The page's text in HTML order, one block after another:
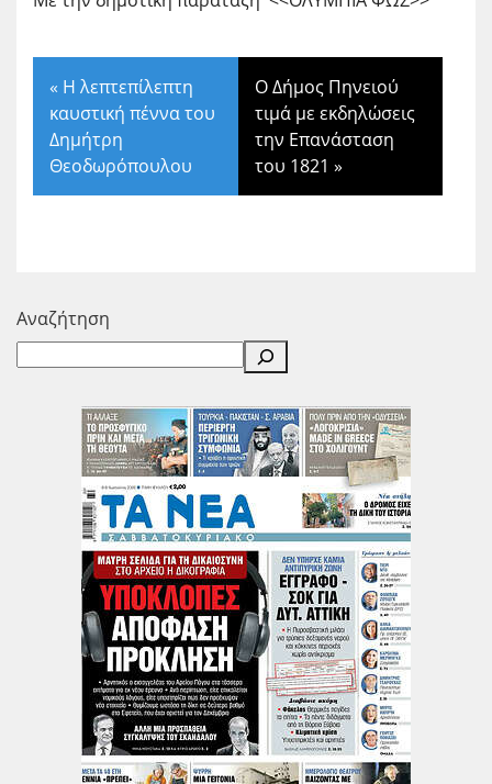
« Η λεπτεπίλεπτη
καυστική πέννα του
Δημήτρη
Θεοδωρόπουλου
Ο Δήμος Πηνειού
τιμά με εκδηλώσεις
την Επανάσταση
του 1821 »
Αναζήτηση